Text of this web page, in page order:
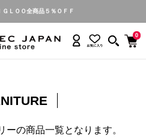
ＧＬＯＯ全商品５％ＯＦＦ
0
ーの商品一覧となります。